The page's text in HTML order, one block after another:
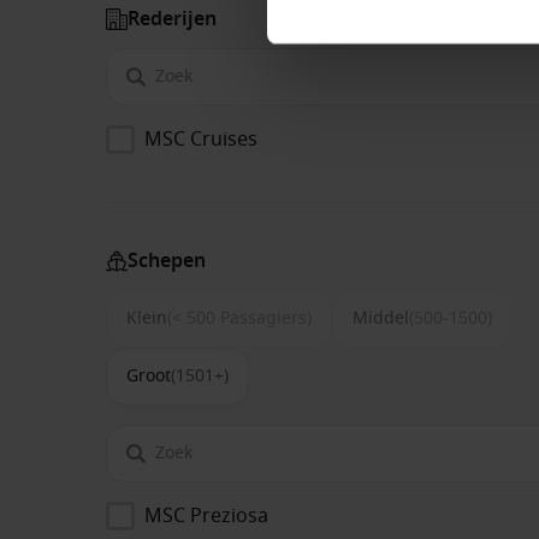
Rederijen
MSC Cruises
Schepen
Klein Middel
Groot(1501+)
MSC Preziosa